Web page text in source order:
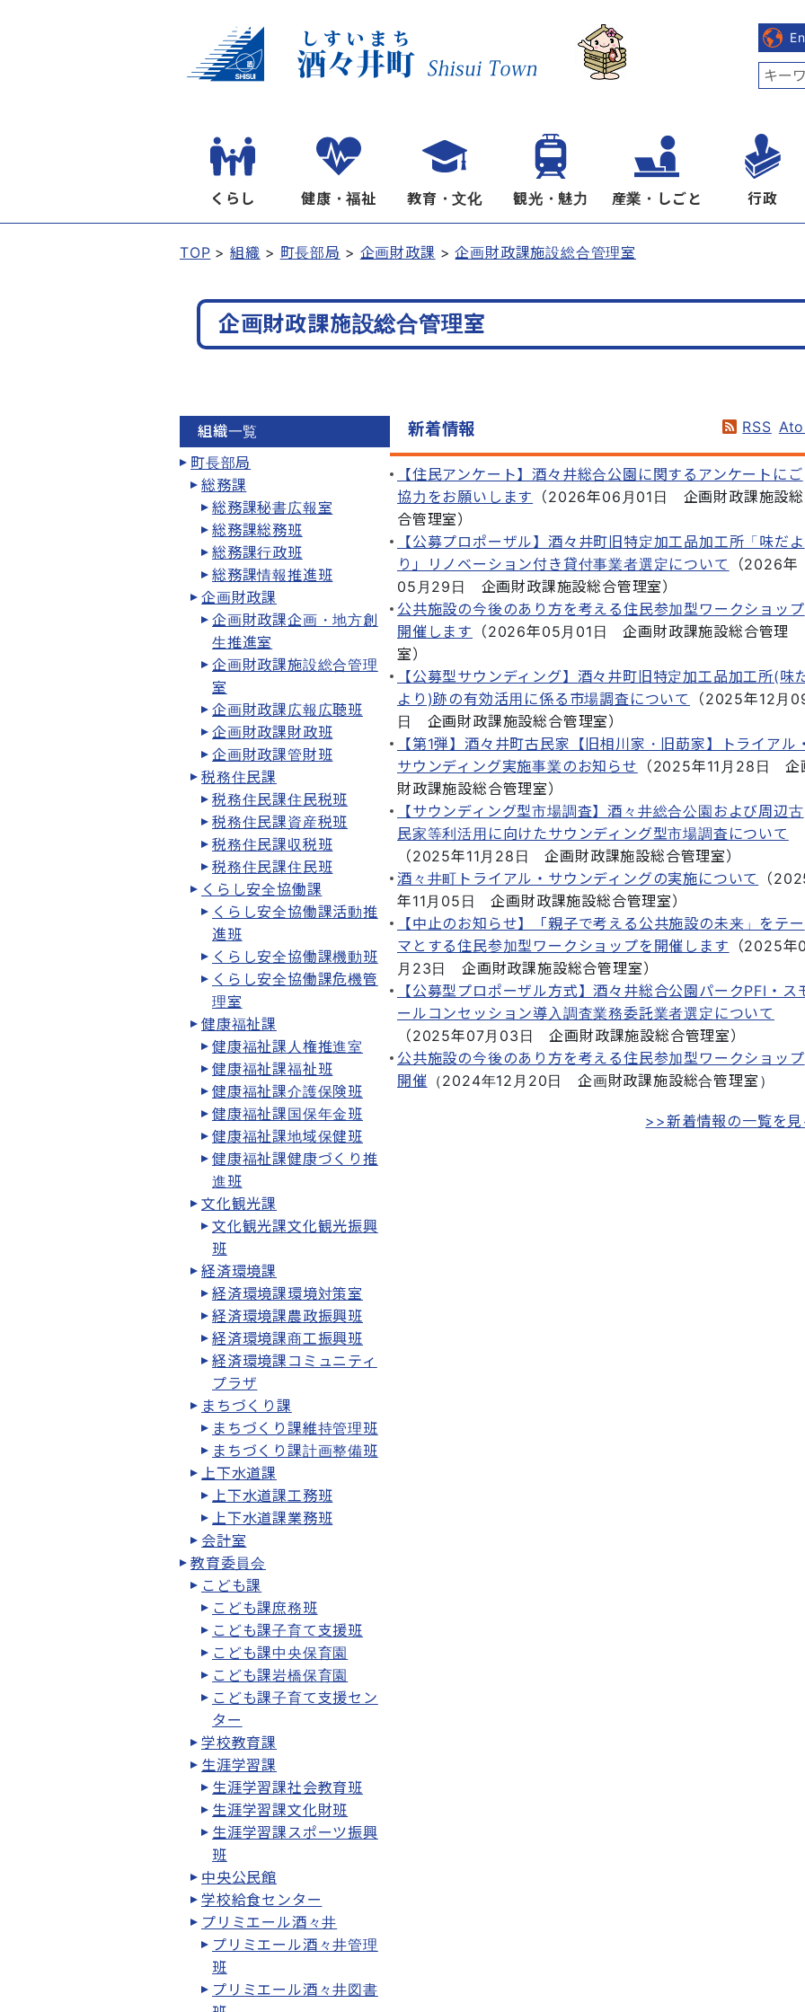
くらし 健康・福祉 教育・文化 観光・魅力 産業・しごと 行政
TOP 組織 町長部局 企画財政課 企画財政課施設総合管理室
企画財政課施設総合管理室
組織一覧
町長部局
総務課
総務課秘書広報室
総務課総務班
総務課行政班
総務課情報推進班
企画財政課
企画財政課企画・地方創
生推進室
企画財政課施設総合管理
室
企画財政課広報広聴班
企画財政課財政班
企画財政課管財班
税務住民課
税務住民課住民税班
税務住民課資産税班
税務住民課収税班
税務住民課住民班
くらし安全協働課
くらし安全協働課活動推
進班
くらし安全協働課機動班
くらし安全協働課危機管
理室
健康福祉課
健康福祉課人権推進室
健康福祉課福祉班
健康福祉課介護保険班
健康福祉課国保年金班
健康福祉課地域保健班
健康福祉課健康づくり推
進班
文化観光課
文化観光課文化観光振興
班
経済環境課
経済環境課環境対策室
経済環境課農政振興班
経済環境課商工振興班
経済環境課コミュニティ
プラザ
まちづくり課
まちづくり課維持管理班
まちづくり課計画整備班
上下水道課
上下水道課工務班
上下水道課業務班
会計室
教育委員会
こども課
こども課庶務班
こども課子育て支援班
こども課中央保育園
こども課岩橋保育園
こども課子育て支援セン
ター
学校教育課
生涯学習課
生涯学習課社会教育班
生涯学習課文化財班
生涯学習課スポーツ振興
班
中央公民館
学校給食センター
プリミエール酒々井
プリミエール酒々井管理
班
プリミエール酒々井図書
RSS
新着情報
【住民アンケート】酒々井総合公園に関するアンケートにご
協力をお願いします
（2026年06月01日
企画財政課施設総
合管理室）
【公募プロポーザル】酒々井町旧特定加工品加工所「味だよ
り」リノベーション付き貸付事業者選定について
（2026年
05月29日
企画財政課施設総合管理室）
公共施設の今後のあり方を考える住民参加型ワークショップ
開催します （2026年05月01日
企画財政課施設総合管理
室）
【公募型サウンディング】酒々井町旧特定加工品加工所(味
より)跡の有効活用に係る市場調査について
（2025年12月
日
企画財政課施設総合管理室）
【第1弾】酒々井町古民家【旧相川家・旧莇家】トライアル・
サウンディング実施事業のお知らせ （2025年11月28日
企
財政課施設総合管理室）
【サウンディング型市場調査】酒々井総合公園および周辺古
民家等利活用に向けたサウンディング型市場調査について
（2025年11月28日 企画財政課施設総合管理室）
酒々井町トライアル・サウンディングの実施について
（
年11月05日
企画財政課施設総合管理室）
【中止のお知らせ】「親子で考える公共施設の未来」をテー
マとする住民参加型ワークショップを開催します （2025年
月23日
企画財政課施設総合管理室）
【公募型プロポーザル方式】酒々井総合公園パークPFI・ス
ールコンセッション導入調査業務委託業者選定について
（2025年07月03日 企画財政課施設総合管理室）
公共施設の今後のあり方を考える住民参加型ワークショップ
開催 （2024年12月20日 企画財政課施設総合管理室 ）
>>新着情報の一覧を見